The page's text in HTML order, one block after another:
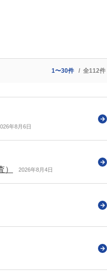
1〜30件 全112件
年8月6日
2026年8月4日